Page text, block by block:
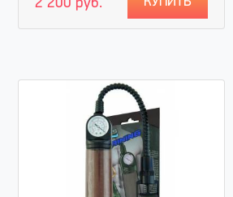
2 200 руб.